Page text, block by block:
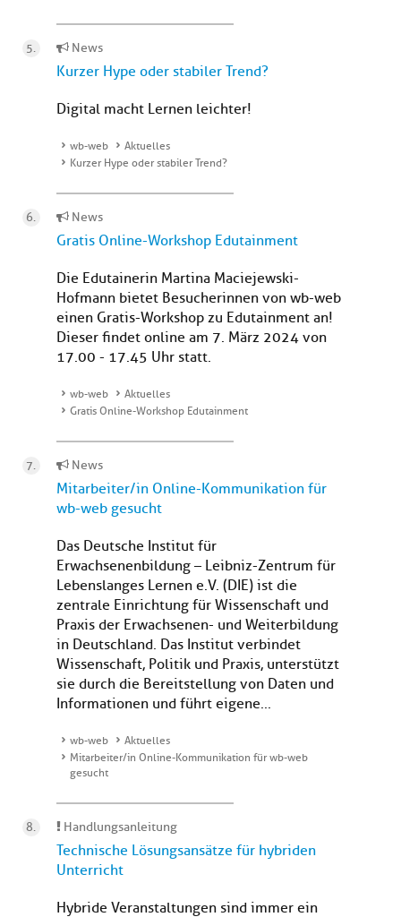
News
Kurzer Hype oder stabiler Trend?
Digital macht Lernen leichter!
wb-web
Aktuelles
Kurzer Hype oder stabiler Trend?
News
Gratis Online-Workshop Edutainment
Die Edutainerin Martina Maciejewski-
Hofmann bietet Besucherinnen von wb-web
einen Gratis-Workshop zu Edutainment an!
Dieser findet online am 7. März 2024 von
17.00 - 17.45 Uhr statt.
wb-web
Aktuelles
Gratis Online-Workshop Edutainment
News
Mitarbeiter/in Online-Kommunikation für
wb-web gesucht
Das Deutsche Institut für
Erwachsenenbildung – Leibniz-Zentrum für
Lebenslanges Lernen e.V. (DIE) ist die
zentrale Einrichtung für Wissenschaft und
Praxis der Erwachsenen- und Weiterbildung
in Deutschland. Das Institut verbindet
Wissenschaft, Politik und Praxis, unterstützt
sie durch die Bereitstellung von Daten und
Informationen und führt eigene...
wb-web
Aktuelles
Mitarbeiter/in Online-Kommunikation für wb-web
gesucht
Handlungsanleitung
Technische Lösungsansätze für hybriden
Unterricht
Hybride Veranstaltungen sind immer ein